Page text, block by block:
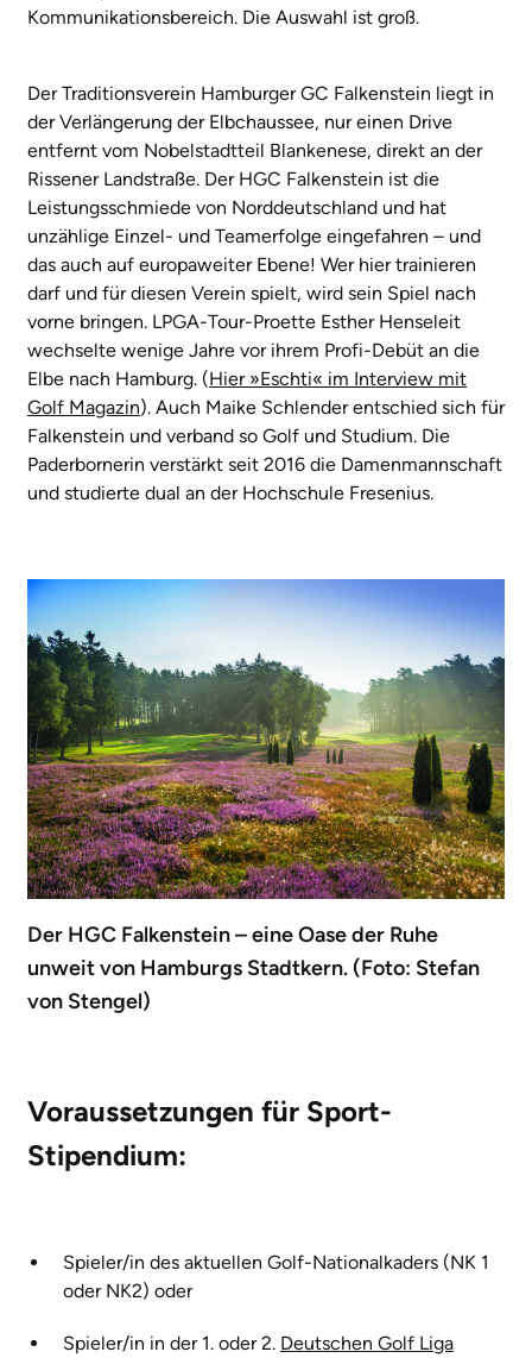
Kommunikationsbereich. Die Auswahl ist groß.
Der Traditionsverein Hamburger GC Falkenstein liegt in
der Verlängerung der Elbchaussee, nur einen Drive
entfernt vom Nobelstadtteil Blankenese, direkt an der
Rissener Landstraße. Der HGC Falkenstein ist die
Leistungsschmiede von Norddeutschland und hat
unzählige Einzel- und Teamerfolge eingefahren – und
das auch auf europaweiter Ebene! Wer hier trainieren
darf und für diesen Verein spielt, wird sein Spiel nach
vorne bringen. LPGA-Tour-Proette Esther Henseleit
wechselte wenige Jahre vor ihrem Profi-Debüt an die
Elbe nach Hamburg. (Hier »Eschti« im Interview mit
Golf Magazin). Auch Maike Schlender entschied sich für
Falkenstein und verband so Golf und Studium. Die
Paderbornerin verstärkt seit 2016 die Damenmannschaft
und studierte dual an der Hochschule Fresenius.
Der HGC Falkenstein – eine Oase der Ruhe
unweit von Hamburgs Stadtkern. (Foto: Stefan
von Stengel)
Voraussetzungen für Sport-
Stipendium:
Spieler/in des aktuellen Golf-Nationalkaders (NK 1
oder NK2) oder
Spieler/in in der 1. oder 2. Deutschen Golf Liga